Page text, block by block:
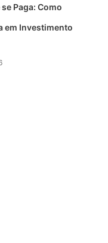
Paga: Como
em Investimento